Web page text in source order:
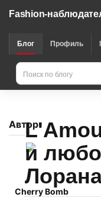
Fashion-
Блог Профиль
Автор
Cherry Bomb
и